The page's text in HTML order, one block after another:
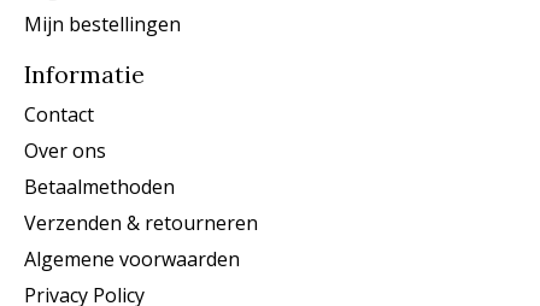
Mijn bestellingen
Informatie
Contact
Over ons
Betaalmethoden
Verzenden & retourneren
Algemene voorwaarden
Privacy Policy